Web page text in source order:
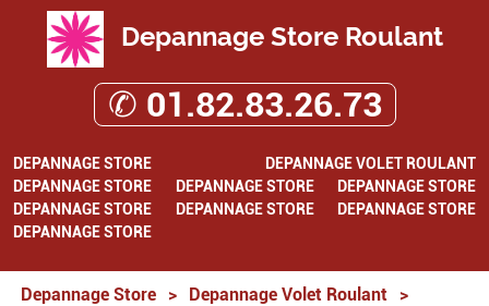
Depannage Store Roulant
✆ 01.82.83.26.73
DEPANNAGE STORE
DEPANNAGE VOLET ROULANT
DEPANNAGE STORE
DEPANNAGE STORE
DEPANNAGE STORE
DEPANNAGE STORE
DEPANNAGE STORE
DEPANNAGE STORE
DEPANNAGE STORE
Depannage Store > Depannage Volet Roulant
>